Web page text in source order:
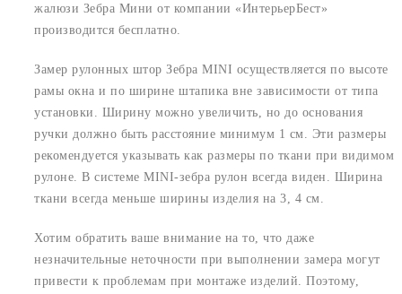
жалюзи Зебра Мини от компании «ИнтерьерБест»
производится бесплатно.
Замер рулонных штор Зебра MINI осуществляется по высоте
рамы окна и по ширине штапика вне зависимости от типа
установки. Ширину можно увеличить, но до основания
ручки должно быть расстояние минимум 1 см. Эти размеры
рекомендуется указывать как размеры по ткани при видимом
рулоне. В системе MINI-зебра рулон всегда виден. Ширина
ткани всегда меньше ширины изделия на 3, 4 см.
Хотим обратить ваше внимание на то, что даже
незначительные неточности при выполнении замера могут
привести к проблемам при монтаже изделий. Поэтому,